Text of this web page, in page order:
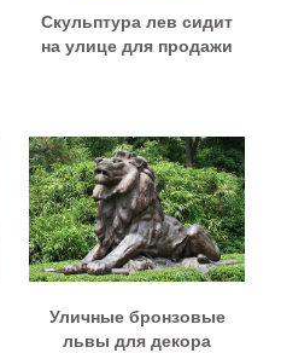
Скульптура лев сидит
на улице для продажи
Уличные бронзовые
львы для декора